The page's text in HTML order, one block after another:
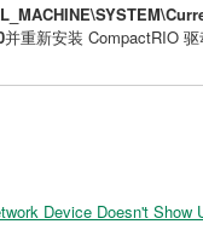
并重新安装 CompactRIO 驱
Device Doesn't Show